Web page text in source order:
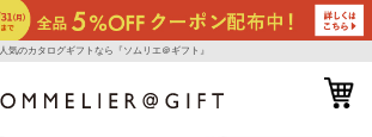
人気のカタログギフトなら『ソムリエ＠ギフト』